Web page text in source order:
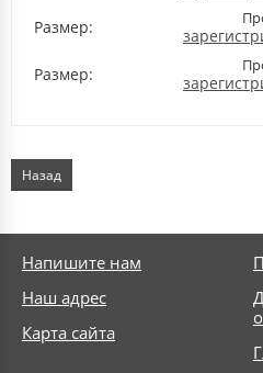
Размер:
Размер:
Назад
Напишите нам
Наш адрес
Карта сайта